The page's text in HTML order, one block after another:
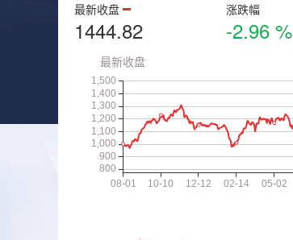
最新收盘
1444.82
涨跌幅
-2.96 %